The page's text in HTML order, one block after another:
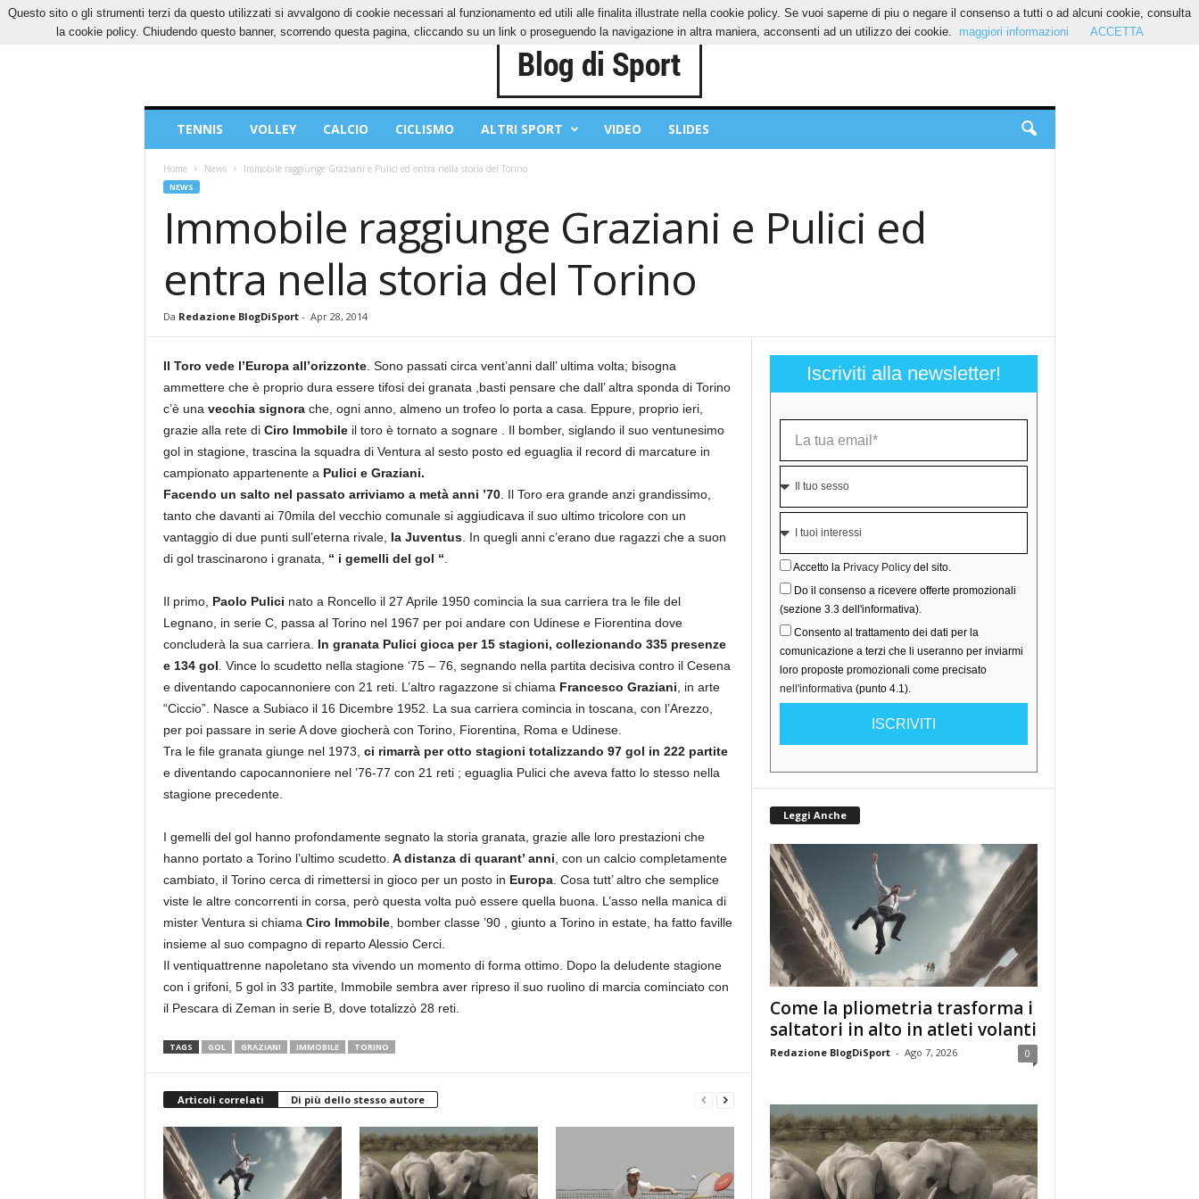
SABATO, 8 AGOSTO 2026 CONTATTI COOKIES PRIVACY POLICY
Sport
TENNIS VOLLEY CALCIO CICLISMO ALTRI SPORT VIDEO SLIDES
Home News Immobile raggiunge Graziani e Pulici ed entra nella storia del Torino
NEWS
Immobile raggiunge Graziani e Pulici ed
entra nella storia del Torino
Da Redazione BlogDiSport- Apr 28, 2014
Il Toro vede l’Europa all’orizzonte. Sono passati circa vent’anni dall’ ultima volta; bisogna
ammettere che è proprio dura essere tifosi dei granata ,basti pensare che dall’ altra sponda di Torino
c’è una vecchia signorache, ogni anno, almeno un trofeo lo porta a casa. Eppure, proprio ieri,
grazie alla rete di Ciro Immobileil toro è tornato a sognare . Il bomber, siglando il suo ventunesimo
gol in stagione, trascina la squadra di Ventura al sesto posto ed eguaglia il record di marcature in
campionato appartenente a Pulici e Graziani.
Facendo un salto nel passato arriviamo a metà anni ’70. Il Toro era grande anzi grandissimo,
tanto che davanti ai 70mila del vecchio comunale si aggiudicava il suo ultimo tricolore con un
vantaggio di due punti sull’eterna rivale, la Juventus. In quegli anni c’erano due ragazzi che a suon
di gol trascinarono i granata,
“ i gemelli del gol “
Il primo, Paolo Pulici nato a Roncello il 27 Aprile 1950 comincia la sua carriera tra le file del
Legnano, in serie C, passa al Torino nel 1967 per poi andare con Udinese e Fiorentina dove
concluderà la sua carriera. In granata Pulici gioca per 15 stagioni, collezionando 335 presenze
e 134 gol . Vince lo scudetto nella stagione ‘75 – 76, segnando nella partita decisiva contro il Cesena
e diventando capocannoniere con 21 reti. L’altro ragazzone si chiama Francesco Graziani , in arte
“Ciccio”. Nasce a Subiaco il 16 Dicembre 1952. La sua carriera comincia in toscana, con l’Arezzo,
per poi passare in serie A dove giocherà con Torino, Fiorentina, Roma e Udinese.
Tra le file granata giunge nel 1973, ci rimarrà per otto stagioni totalizzando 97 gol in 222 partite
e diventando capocannoniere nel ’76-77 con 21 reti ; eguaglia Pulici che aveva fatto lo stesso nella
stagione precedente.
I gemelli del gol hanno profondamente segnato la storia granata, grazie alle loro prestazioni che
hanno portato a Torino l’ultimo scudetto. A distanza di quarant’ anni , con un calcio completamente
cambiato, il Torino cerca di rimettersi in gioco per un posto in Europa. Cosa tutt’ altro che semplice
viste le altre concorrenti in corsa, però questa volta può essere quella buona. L’asso nella manica di
mister Ventura si chiama Ciro Immobile, bomber classe ’90 , giunto a Torino in estate, ha fatto faville
insieme al suo compagno di reparto Alessio Cerci.
Il ventiquattrenne napoletano sta vivendo un momento di forma ottimo. Dopo la deludente stagione
con i grifoni, 5 gol in 33 partite, Immobile sembra aver ripreso il suo ruolino di marcia cominciato con
il Pescara di Zeman in serie B, dove totalizzò 28 reti.
TAGS GOL GRAZIANI IMMOBILE TORINO
Articoli correlati Di più dello stesso autore
Iscriviti alla newsletter!
Accetto la Privacy Policydel sito.
Do il consenso a ricevere offerte promozionali
(sezione 3.3 dell'informativa).
Consento al trattamento dei dati per la
comunicazione a terzi che li useranno per inviarmi
loro proposte promozionali come precisato
nell'informativa(punto 4.1).
ISCRIVITI
Leggi Anche
Come la pliometria trasforma i
saltatori in alto in atleti volanti
Redazione BlogDiSport - Ago 7, 2026 0
Questo sito o gli strumenti terzi da questo utilizzati si avvalgono di cookie necessari al funzionamento ed utili alle finalita illustrate nella cookie policy. Se vuoi saperne di piu o negare il consenso a tutti o ad alcuni cookie, consulta
la cookie policy. Chiudendo questo banner, scorrendo questa pagina, cliccando su un link o proseguendo la navigazione in altra maniera, acconsenti ad un utilizzo dei cookie.
maggiori informazioni ACCETTA